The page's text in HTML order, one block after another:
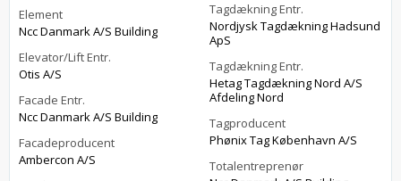
Element
Ncc Danmark A/S Building
Elevator/Lift Entr.
Otis A/S
Facade Entr.
Ncc Danmark A/S Building
Facadeproducent
Ambercon A/S
Tagdækning Entr.
Nordjysk Tagdækning Hadsund
ApS
Tagdækning Entr.
Hetag Tagdækning Nord A/S
Afdeling Nord
Tagproducent
Phønix Tag København A/S
Totalentreprenør